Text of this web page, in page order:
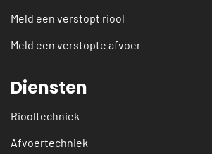
Meld een verstopt riool
Meld een verstopte afvoer
Diensten
Riooltechniek
Afvoertechniek